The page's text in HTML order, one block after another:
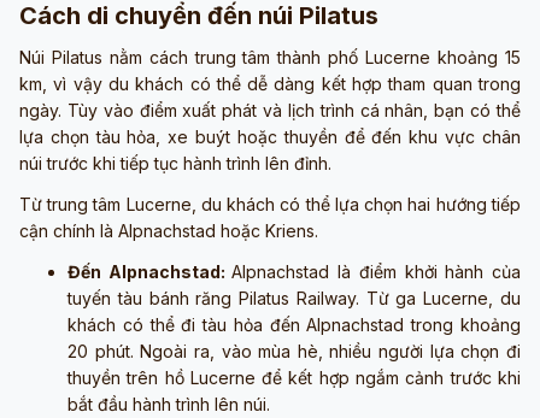
Cách di chuyển đến núi Pilatus
Núi Pilatus nằm cách trung tâm thành phố Lucerne khoảng 15
km, vì vậy du khách có thể dễ dàng kết hợp tham quan trong
ngày. Tùy vào điểm xuất phát và lịch trình cá nhân, bạn có thể
lựa chọn tàu hỏa, xe buýt hoặc thuyền để đến khu vực chân
núi trước khi tiếp tục hành trình lên đỉnh.
Từ trung tâm Lucerne, du khách có thể lựa chọn hai hướng tiếp
cận chính là Alpnachstad hoặc Kriens.
Đến Alpnachstad:Alpnachstad là điểm khởi hành của
tuyến tàu bánh răng Pilatus Railway. Từ ga Lucerne, du
khách có thể đi tàu hỏa đến Alpnachstad trong khoảng
20 phút. Ngoài ra, vào mùa hè, nhiều người lựa chọn đi
thuyền trên hồ Lucerne để kết hợp ngắm cảnh trước khi
bắt đầu hành trình lên núi.